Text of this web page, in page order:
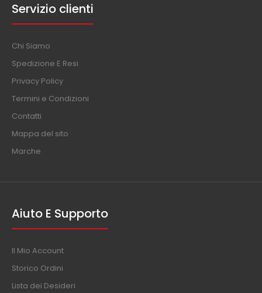
Servizio clienti
Chi Siamo
Spedizione E Resi
Privacy Policy
Termini e Condizioni
Contatti
Mappa del sito
Marche
Aiuto E Supporto
Il Mio Account
Storico Ordini
Lista dei Desideri